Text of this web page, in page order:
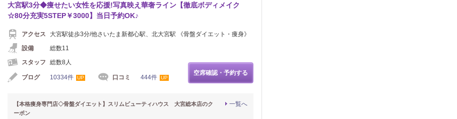
大宮駅3分◆痩せたい女性を応援!写真映え華奢ライン【徹底ボディメイク
☆80分充実5STEP￥3000】当日予約OK♪
アクセス
大宮駅徒歩3分/他さいたま新都心駅、北大宮駅 《骨盤ダイエット・痩身》
設備
総数11
スタッフ
総数8人
ブログ 10334件 UP 口コミ 444件 UP
空席確認・予約する
一覧へ
【本格痩身専門店◇骨盤ダイエット】スリムビューティハウス 大宮総本店のク
ーポン